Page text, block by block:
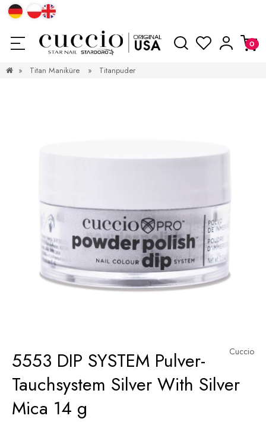
» Titan Maniküre » Titanpuder
Cuccio
5553 DIP SYSTEM Pulver-
Tauchsystem Silver With Silver
Mica 14 g